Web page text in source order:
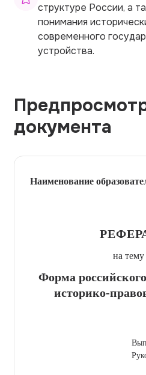
структуре России, а
понимания
современного
устройства.
документа
Наименование
на тему
Форма
историко-